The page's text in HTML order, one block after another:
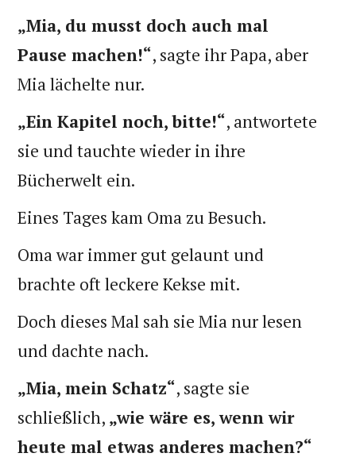
„Mia, du musst doch auch mal
Pause machen!“, sagte ihr Papa, aber
Mia lächelte nur.
„Ein Kapitel noch, bitte!“, antwortete
sie und tauchte wieder in ihre
Bücherwelt ein.
Eines Tages kam Oma zu Besuch.
Oma war immer gut gelaunt und
brachte oft leckere Kekse mit.
Doch dieses Mal sah sie Mia nur lesen
und dachte nach.
„Mia, mein Schatz“, sagte sie
schließlich, „wie wäre es, wenn wir
heute mal etwas anderes machen?“